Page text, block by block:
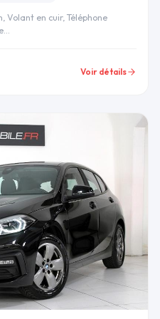
Volant en cuir, Téléphone
Voir détails